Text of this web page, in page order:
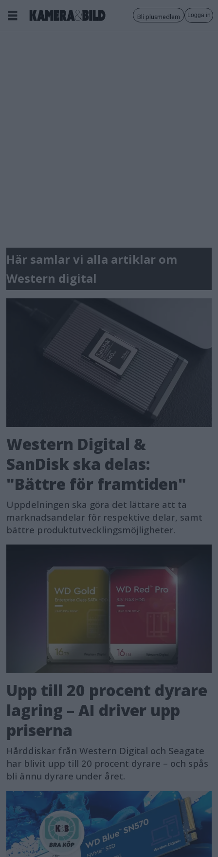
Bli plusmedlem Logga in
Här samlar vi alla artiklar om
Western digital
Western Digital &
SanDisk ska delas:
"Bättre för framtiden"
Uppdelningen ska göra det lättare att ta
marknadsandelar för respektive delar, samt
bättre produktutvecklingsmöjligheter.
Upp till 20 procent dyrare
lagring – AI driver upp
priserna
Hårddiskar från Western Digital och Seagate
har blivit upp till 20 procent dyrare – och spås
bli ännu dyrare under året.